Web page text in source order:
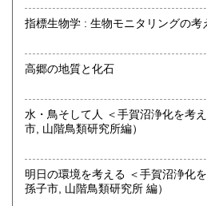
自然科学等の学術書・専門書・その
出張買取・配送料着払い(当店の支
可能でございます。
取り扱い分野
自然科学】
高郷の地質と化石
水・鳥そして人 ＜手賀沼浄化を考える市
市, 山階鳥類研究所編）
明日の環境を考える ＜手賀沼浄化を考
孫子市, 山階鳥類研究所 編）